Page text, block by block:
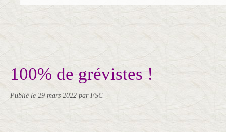
100% de grévistes !
Publié le 29 mars 2022 par FSC